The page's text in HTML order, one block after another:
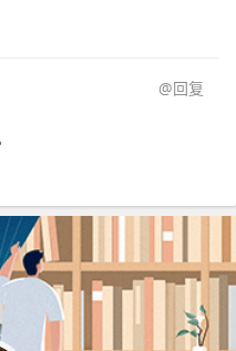
@回复